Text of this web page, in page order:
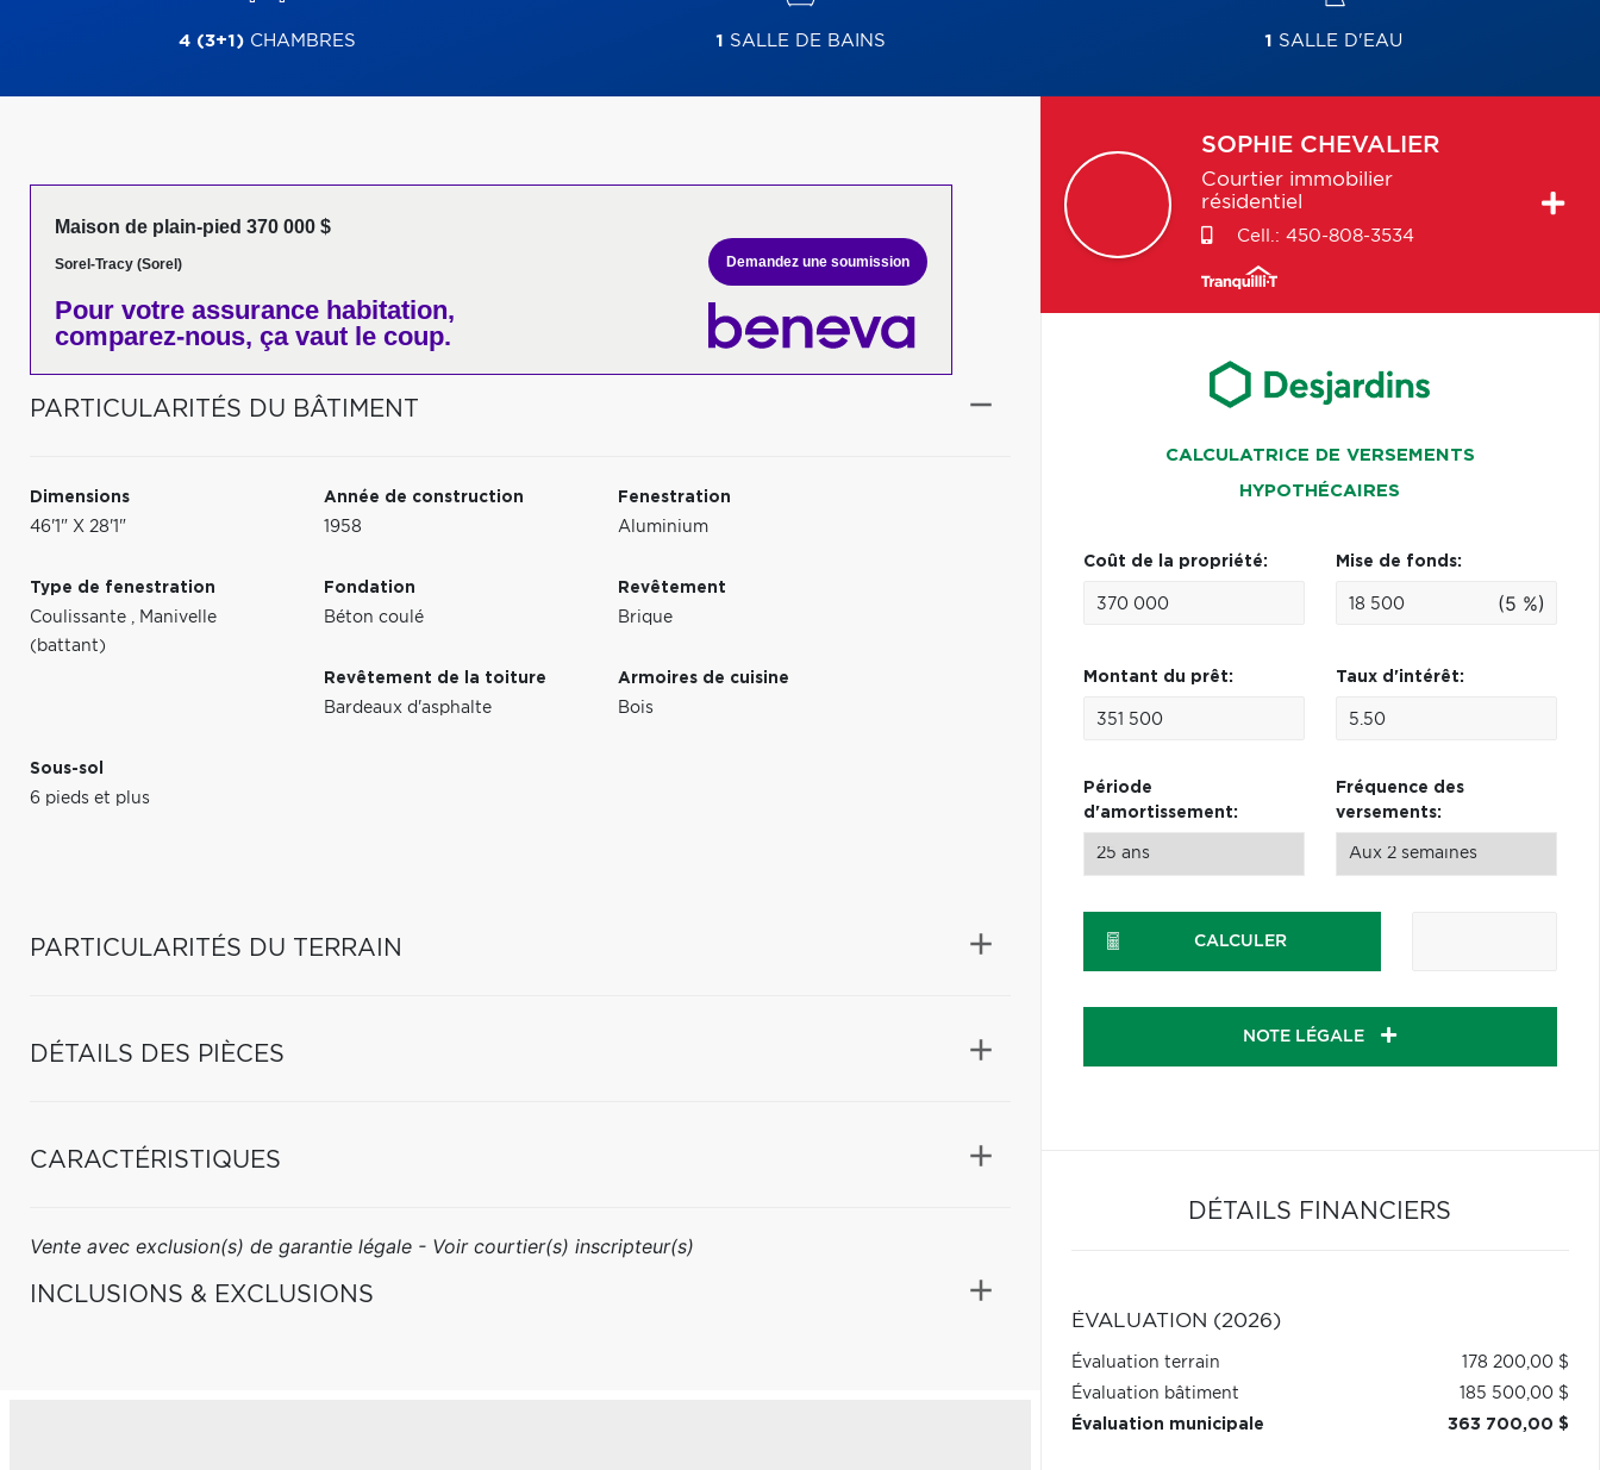
4 (3+1)CHAMBRES 1 SALLE DE BAINS 1 SALLE D'EAU
Maison de plain-pied 370 000 $
Sorel-Tracy (Sorel)
Pour votre assurance habitation,
comparez-nous, ça vaut le coup.
Demandez une soumission
PARTICULARITÉS DU BÂTIMENT
Dimensions
46'1" X 28'1"
Année de construction
1958
Fenestration
Aluminium
Type de fenestration
Coulissante , Manivelle
(battant)
Fondation
Béton coulé
Revêtement
Brique
Revêtement de la toiture
Bardeaux d'asphalte
Armoires de cuisine
Bois
Sous-sol
6 pieds et plus
PARTICULARITÉS DU TERRAIN
DÉTAILS DES PIÈCES
CARACTÉRISTIQUES
Vente avec exclusion(s) de garantie légale - Voir courtier(s) inscripteur(s)
INCLUSIONS & EXCLUSIONS
SOPHIE CHEVALIER
Courtier immobilier
résidentiel
Cell.: 450-808-3534
CALCULATRICE DE VERSEMENTS
HYPOTHÉCAIRES
Coût de la propriété: Mise de fonds:
(5 %)
Montant du prêt: Taux d'intérêt:
Période
d'amortissement:
Fréquence des
versements:
CALCULER
NOTE LÉGALE
DÉTAILS FINANCIERS
ÉVALUATION (2026)
Évaluation terrain
178 200,00 $
Évaluation bâtiment
185 500,00 $
Évaluation municipale
363 700,00 $